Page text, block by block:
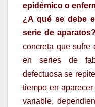
epidémico o
¿A qué se debe
serie de aparatos?
concreta que sufre
en series de
defectuosa se
tiempo en
variable,